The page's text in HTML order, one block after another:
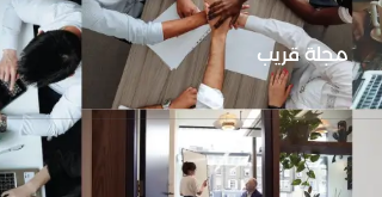
مجلة قريب